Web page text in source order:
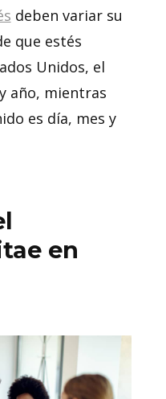
deben variar su
que estés
Unidos, el
año, mientras
es día, mes y
en